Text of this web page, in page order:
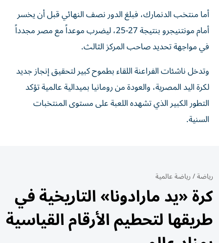
أما منتخب الدنمارك، فبلغ الدور نصف النهائي قبل أن يخسر
أمام مونتنيجرو بنتيجة 27-25، ليضرب موعداً مع مصر مجدداً
في مواجهة تحديد صاحب المركز الثالث.
وتدخل ناشئات الفراعنة اللقاء بطموح كبير لتحقيق إنجاز جديد
لكرة اليد المصرية، والعودة من رومانيا بميدالية عالمية تؤكد
التطور الكبير الذي تشهده اللعبة على مستوى المنتخبات
السنية.
رياضة/رياضة عالمية
كرة «يد مارادونا» التاريخية في
طريقها لتحطيم الأرقام القياسية